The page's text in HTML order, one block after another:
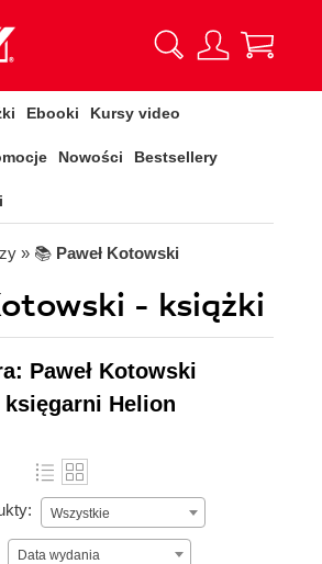
Ebooki Kursy video
Nowości Bestsellery
» 📚 Paweł Kotowski
- książki
Paweł Kotowski
Helion
Wszystkie
Data wydania